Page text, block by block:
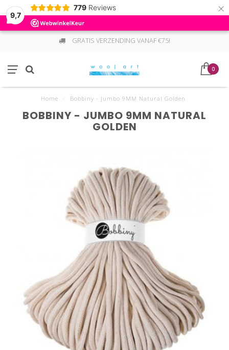
9,7
779 Reviews ×
GRATIS VERZENDING VANAF €75!
0
Home Bobbiny - Jumbo 9MM Natural Golden
BOBBINY - JUMBO 9MM NATURAL
GOLDEN